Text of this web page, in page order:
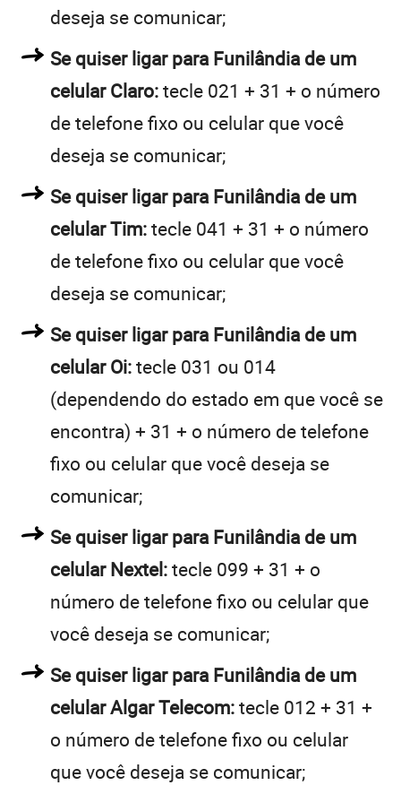
deseja se comunicar;
Se quiser ligar para Funilândia de um
celular Claro:tecle 021 + 31 + o número
de telefone fixo ou celular que você
deseja se comunicar;
Se quiser ligar para Funilândia de um
celular Tim:tecle 041 + 31 + o número
de telefone fixo ou celular que você
deseja se comunicar;
Se quiser ligar para Funilândia de um
celular Oi:tecle 031 ou 014
(dependendo do estado em que você se
encontra) + 31 + o número de telefone
fixo ou celular que você deseja se
comunicar;
Se quiser ligar para Funilândia de um
celular Nextel:tecle 099 + 31 + o
número de telefone fixo ou celular que
você deseja se comunicar;
Se quiser ligar para Funilândia de um
celular Algar Telecom:tecle 012 + 31 +
o número de telefone fixo ou celular
que você deseja se comunicar;